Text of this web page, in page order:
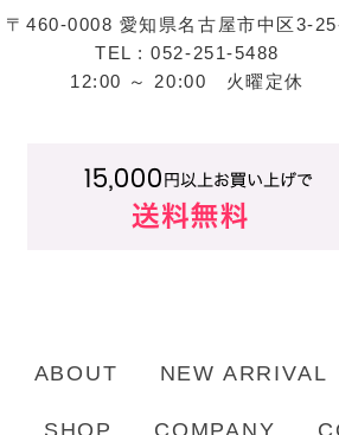
〒460-0008 愛知県名古屋市中区3-
TEL : 052-251-5488
12:00 ～ 20:00 火曜定休
ABOUT NEW ARRIVAL
SHOP COMPANY